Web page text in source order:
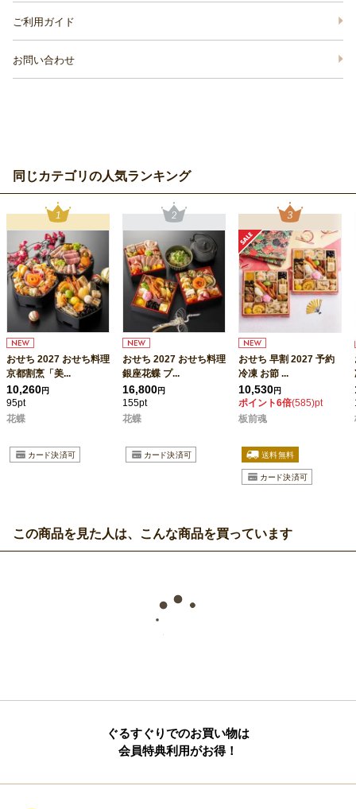
ご利用ガイド
お問い合わせ
同じカテゴリの人気ランキング
おせち 2027 おせち料理
京都割烹「美...
10,260円
95pt
花蝶
おせち 2027 おせち料理
銀座花蝶 プ...
16,800円
155pt
花蝶
おせち 早割 2027 予約
冷凍 お節 ...
10,530円
ポイント6倍(585)pt
板前魂
この商品を見た人は、こんな商品を買っています
ぐるすぐりでのお買い物は
会員特典利用がお得！